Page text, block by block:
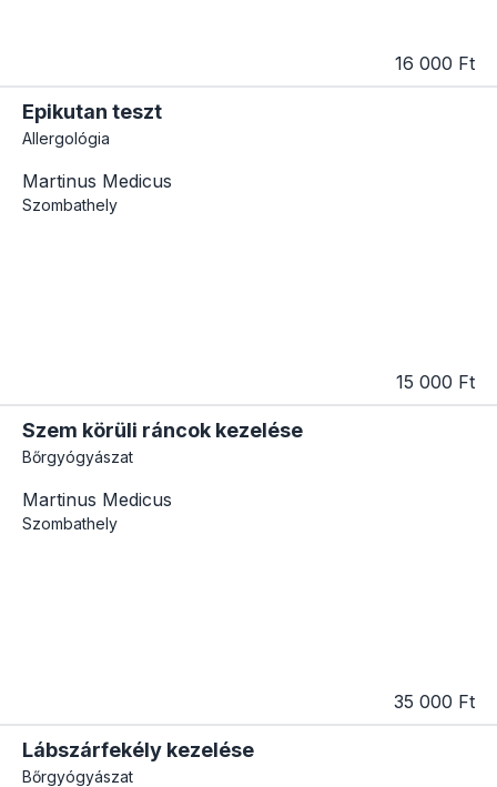
16 000 Ft
Epikutan teszt
Allergológia
Martinus Medicus
Szombathely
15 000 Ft
Szem körüli ráncok kezelése
Bőrgyógyászat
Martinus Medicus
Szombathely
35 000 Ft
Lábszárfekély kezelése
Bőrgyógyászat